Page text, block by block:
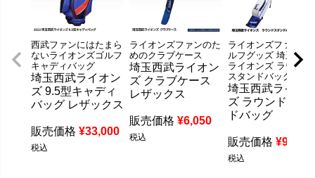
西武ファンにはたまら
ないライオンズゴルフ
キャディバッグ
埼玉西武ライオン
ズ 9.5型キャディ
バッグ レザックス
販売価格 ¥33,000
税込
ライオンズファンのた
めのクラブケース
埼玉西武ライオン
ズ クラブケース
レザックス
販売価格 ¥6,050
税込
ライオンズファンの
ルフグッズ 埼玉西武
ライオンズ ラウンド
スタンドバッグ
埼玉西武ライオ
ズ ラウンドスタ
ドバッグ
販売価格 ¥9,900
税込